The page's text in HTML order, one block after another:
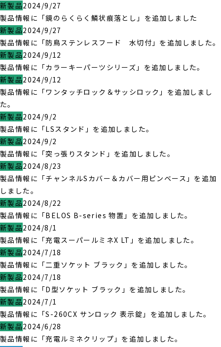
新製品2024/9/27
製品情報に「鏡のらくらく鱗状痕落とし」を追加しました
新製品2024/9/27
製品情報に「防鳥ステンレスフード 水切付」を追加しました。
新製品2024/9/12
製品情報に「カラーキーパーツシリーズ」を追加しました。
新製品2024/9/12
製品情報に「ワンタッチロック＆サッシロック」を追加しまし
た。
新製品2024/9/2
製品情報に「LSスタンド」を追加しました。
新製品2024/9/2
製品情報に「突っ張りスタンド」を追加しました。
新製品2024/8/23
製品情報に「チャンネルSカバー＆カバー用ピンベース」を追加
しました。
新製品2024/8/22
製品情報に「BELOS B-series 物置」を追加しました。
新製品2024/8/1
製品情報に「充電スーパールミネX LT」を追加しました。
新製品2024/7/18
製品情報に「二重ソケット ブラック」を追加しました。
新製品2024/7/18
製品情報に「D型ソケット ブラック」を追加しました。
新製品2024/7/1
製品情報に「S-260CX サンロック 表示錠」を追加しました。
新製品2024/6/28
製品情報に「充電ルミネクリップ」を追加しました。